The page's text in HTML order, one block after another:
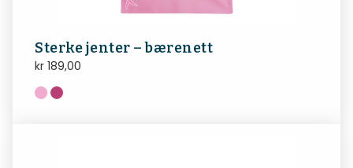
Sterke jenter – bærenett
kr 189,00